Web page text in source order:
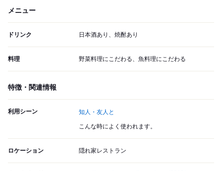
メニュー
ドリンク 日本酒あり、焼酎あり
料理 野菜料理にこだわる、魚料理にこだわる
特徴・関連情報
利用シーン 知人・友人と
こんな時によく使われます。
ロケーション 隠れ家レストラン